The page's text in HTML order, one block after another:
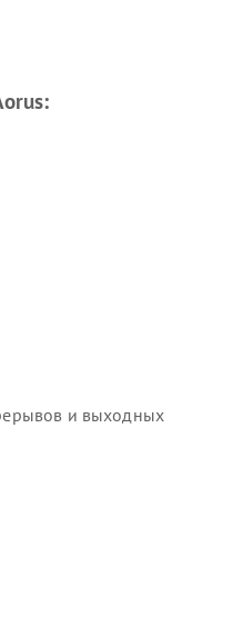
и выходных